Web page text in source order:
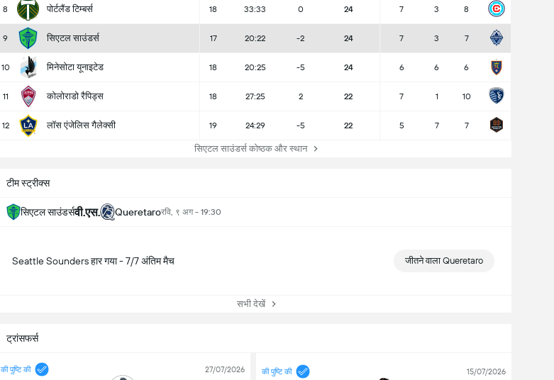
8 पोर्टलैंड टिम्बर्स 18 33:33 0 24 7 3 8
9 सिएटल साउंडर्स 17 20:22 -2 24 7 3 7
10 मिनेसोटा यूनाइटेड 18 20:25 -5 24 6 6 6
11 कोलोराडो रैपिड्स 18 27:25 2 22 7 1 10
12 लॉस एंजेलिस गैलेक्सी 19 24:29 -5 22 5 7 7
सिएटल साउंडर्स कोष्ठक और स्थान
टीम स्ट्रीक्स
सिएटल साउंडर्सवी.एस. Queretaroरवि, ९ अग - 19:30
Seattle Sounders हार गया - 7/7 अंतिम मैच जीतने वाला Queretaro
सभी देखें
ट्रांसफर्स
की पुष्टि की 27/07/2026 की पुष्टि की 15/07/2026